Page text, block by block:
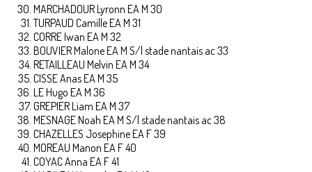
MARCHADOUR Lyronn EA M 30
TURPAUD Camille EA M 31
CORRE Iwan EA M 32
BOUVIER Malone EA M S/l stade nantais ac 33
RETAILLEAU Melvin EA M 34
CISSE Anas EA M 35
LE Hugo EA M 36
GREPIER Liam EA M 37
MESNAGE Noah EA M S/l stade nantais ac 38
CHAZELLES Josephine EA F 39
MOREAU Manon EA F 40
COYAC Anna EA F 41